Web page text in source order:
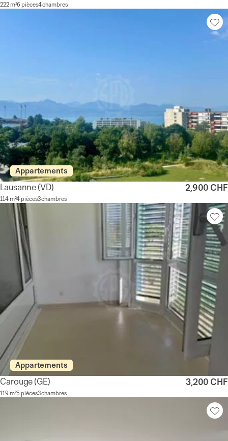
222 m²6 pièces4 chambres
Appartements
Lausanne(VD)
114 m²4 pièces3 chambres
2,900 CHF
Appartements
Carouge(GE)
119 m²5 pièces3 chambres
3,200 CHF